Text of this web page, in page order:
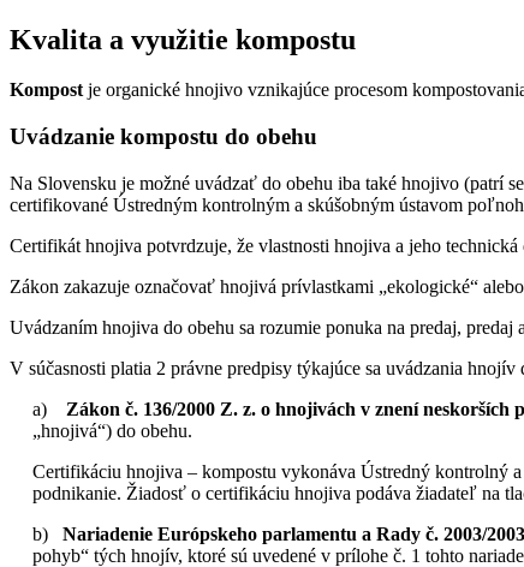
Kvalita a využitie kompostu
Kompostje organické hnojivo vznikajúce procesom
Uvádzanie kompostu do obehu
Na Slovensku je možné uvádzať do obehu iba také hnojivo (patrí
certifikované Ústredným kontrolným a skúšobným ústavom
Certifikát hnojiva potvrdzuje, že vlastnosti hnojiva a jeho
Zákon zakazuje označovať hnojivá prívlastkami „ekologické“
Uvádzaním hnojiva do obehu sa rozumie ponuka na predaj, predaj
V súčasnosti platia 2 právne predpisy týkajúce sa uvádzania hnojív
a) Zákon č. 136/2000 Z. z. o hnojivách v znení neskorších
„hnojivá“) do obehu.
Certifikáciu hnojiva – kompostu vykonáva Ústredný kontrolný
podnikanie. Žiadosť o certifikáciu hnojiva podáva žiadateľ na
b) Nariadenie Európskeho parlamentu a Rady č. 2003/
pohyb“ tých hnojív, ktoré sú uvedené v prílohe č. 1 tohto